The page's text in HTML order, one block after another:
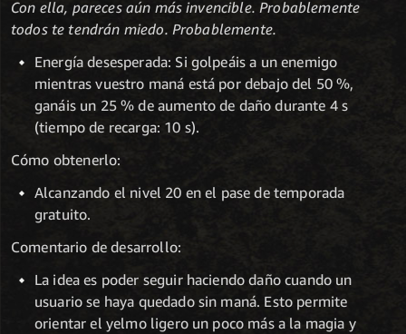
Con ella, pareces aún más invencible. Probablemente
todos te tendrán miedo. Probablemente.
Energía desesperada: Si golpeáis a un enemigo
mientras vuestro maná está por debajo del 50 %,
ganáis un 25 % de aumento de daño durante 4 s
(tiempo de recarga: 10 s).
Cómo obtenerlo:
Alcanzando el nivel 20 en el pase de temporada
gratuito.
Comentario de desarrollo:
La idea es poder seguir haciendo daño cuando un
usuario se haya quedado sin maná. Esto permite
orientar el yelmo ligero un poco más a la magia y